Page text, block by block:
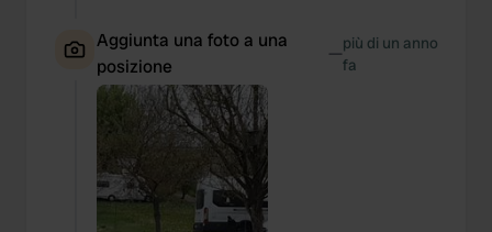
Aggiunta una foto a una
posizione
—più di un anno
fa